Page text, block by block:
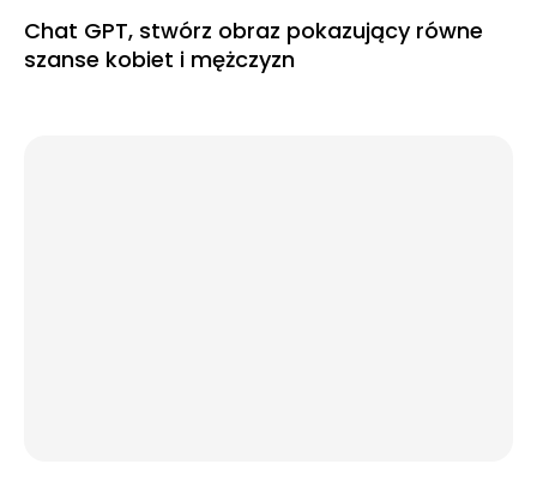
Chat GPT, stwórz obraz pokazujący równe
szanse kobiet i mężczyzn